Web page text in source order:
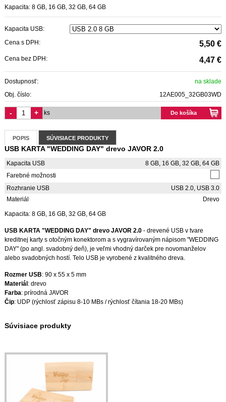
Kapacita: 8 GB, 16 GB, 32 GB, 64 GB
Kapacita USB:
Cena s DPH:
5,50 €
Cena bez DPH: 4,47 €
Dostupnosť:
na sklade
Obj. číslo:
12AE005_32GB03WD
Do košíka
- + ks
POPIS SÚVISIACE PRODUKTY
USB KARTA "WEDDING DAY" drevo JAVOR 2.0
Kapacita USB
8 GB, 16 GB, 32 GB, 64 GB
Farebné možnosti
Rozhranie USB
USB 2.0, USB 3.0
Materiál
Drevo
Kapacita: 8 GB, 16 GB, 32 GB, 64 GB
USB KARTA "WEDDING DAY" drevo JAVOR 2.0- drevené USB v tvare
kreditnej karty s otočným konektorom a s vygravírovaným nápisom "WEDDING
DAY" (po angl. svadobný deň), je veľmi vhodný darček pre novomanželov
alebo svadobných hostí. Telo USB je vyrobené z kvalitného dreva.
Rozmer USB: 90 x 55 x 5 mm
Materiál: drevo
Farba: prírodná JAVOR
Čip: UDP (rýchlosť zápisu 8-10 MBs / rýchlosť čítania 18-20 MBs)
Súvisiace produkty